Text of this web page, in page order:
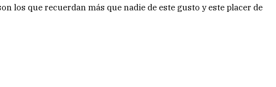
los que recuerdan más que nadie de este gusto y este placer de